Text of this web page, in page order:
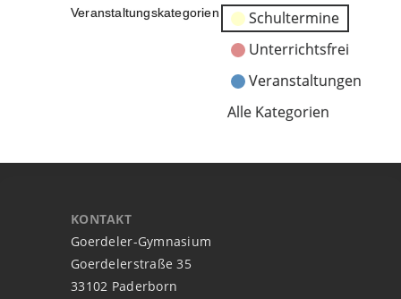
Veranstaltungskategorien
Schultermine
Unterrichtsfrei
Veranstaltungen
Alle Kategorien
KONTAKT
Goerdeler-Gymnasium
Goerdelerstraße 35
33102 Paderborn